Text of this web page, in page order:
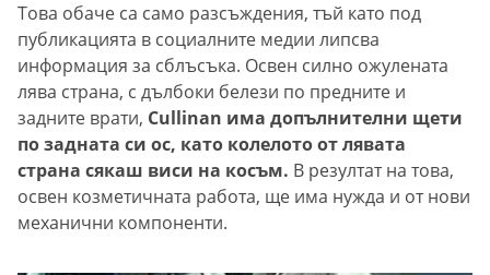
Това обаче са само разсъждения, тъй като под
публикацията в социалните медии липсва
информация за сблъсъка. Освен силно ожулената
лява страна, с дълбоки белези по предните и
задните врати, Cullinan има допълнителни щети
по задната си ос, като колелото от лявата
страна сякаш виси на косъм. В резултат на това,
освен козметичната работа, ще има нужда и от нови
механични компоненти.